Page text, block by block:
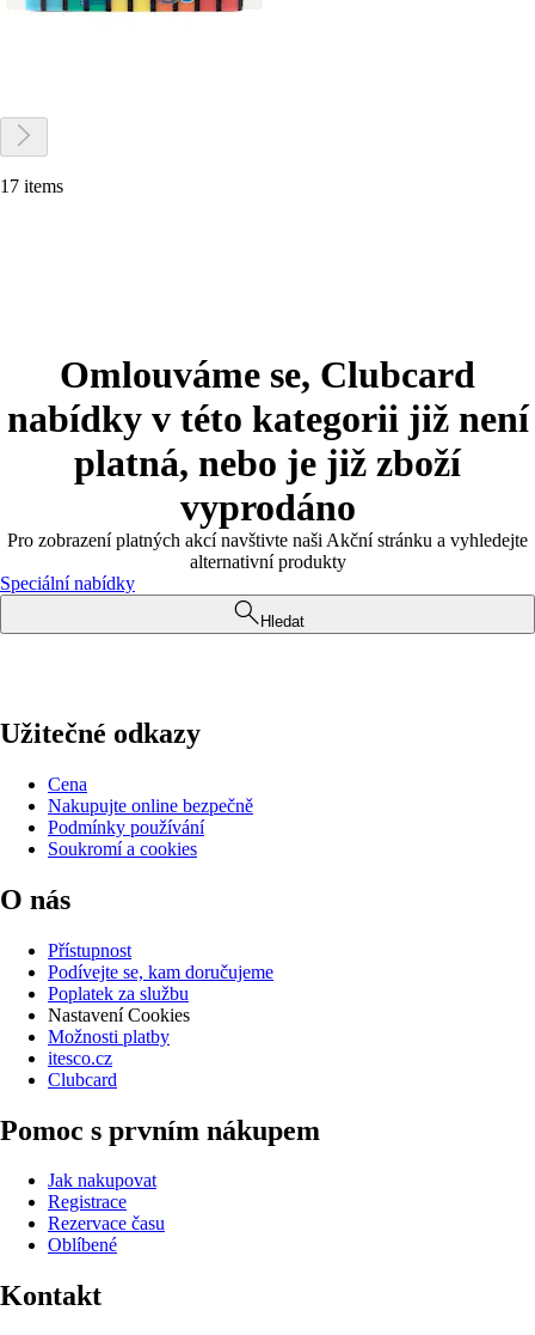
17 items
Omlouváme se, Clubcard
nabídky v této kategorii již není
platná, nebo je již zboží
vyprodáno
Pro zobrazení platných akcí navštivte naši Akční stránku a vyhledejte
alternativní produkty
Speciální nabídky
Hledat
Užitečné odkazy
Cena
Nakupujte online bezpečně
Podmínky používání
Soukromí a cookies
O nás
Přístupnost
Podívejte se, kam doručujeme
Poplatek za službu
Nastavení Cookies
Možnosti platby
itesco.cz
Clubcard
Pomoc s prvním nákupem
Jak nakupovat
Registrace
Rezervace času
Oblíbené
Kontakt